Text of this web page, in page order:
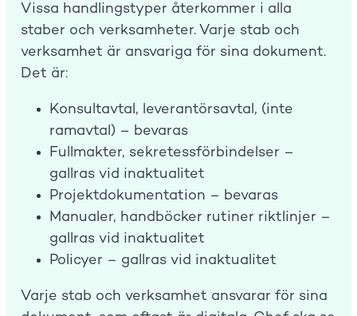
Vissa handlingstyper återkommer i alla
staber och verksamheter. Varje stab och
verksamhet är ansvariga för sina dokument.
Det är:
Konsultavtal, leverantörsavtal, (inte
ramavtal) – bevaras
Fullmakter, sekretessförbindelser –
gallras vid inaktualitet
Projektdokumentation – bevaras
Manualer, handböcker rutiner riktlinjer –
gallras vid inaktualitet
Policyer – gallras vid inaktualitet
Varje stab och verksamhet ansvarar för sina